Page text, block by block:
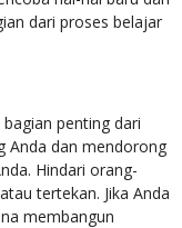
dari proses belajar
penting dari
Anda dan mendorong
Hindari orang-
tertekan. Jika Anda
membangun